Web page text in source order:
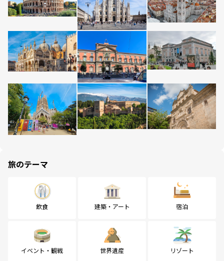
旅のテーマ
飲食 建築・アート 宿泊
イベント・観戦 世界遺産 リゾート